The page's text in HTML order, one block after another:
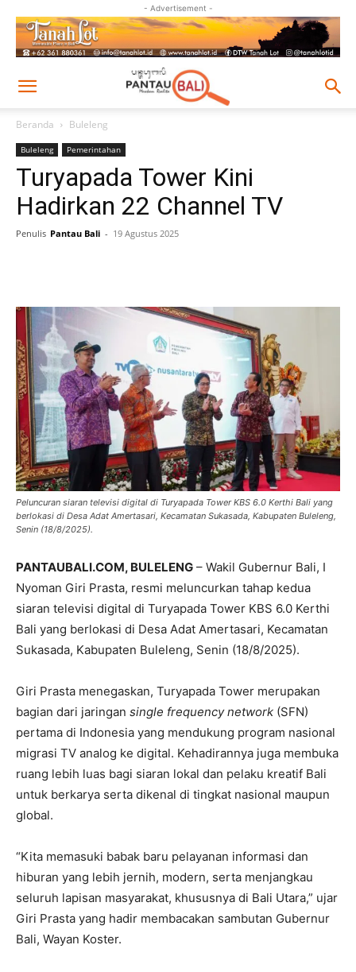
- Advertisement -
Beranda Buleleng
Buleleng Pemerintahan
Turyapada Tower Kini
Hadirkan 22 Channel TV
Penulis Pantau Bali - 19 Agustus 2025
Peluncuran siaran televisi digital di Turyapada Tower KBS 6.0 Kerthi Bali yang
berlokasi di Desa Adat Amertasari, Kecamatan Sukasada, Kabupaten Buleleng,
Senin (18/8/2025).
PANTAUBALI.COM, BULELENG – Wakil Gubernur Bali, I
Nyoman Giri Prasta, resmi meluncurkan tahap kedua
siaran televisi digital di Turyapada Tower KBS 6.0 Kerthi
Bali yang berlokasi di Desa Adat Amertasari, Kecamatan
Sukasada, Kabupaten Buleleng, Senin (18/8/2025).
Giri Prasta menegaskan, Turyapada Tower merupakan
bagian dari jaringan single frequency network (SFN)
pertama di Indonesia yang mendukung program nasional
migrasi TV analog ke digital. Kehadirannya juga membuka
ruang lebih luas bagi siaran lokal dan pelaku kreatif Bali
untuk berkarya serta dikenal di tingkat nasional maupun
global.
“Kita memasuki babak baru pelayanan informasi dan
hiburan yang lebih jernih, modern, serta menjangkau
seluruh lapisan masyarakat, khususnya di Bali Utara,” ujar
Giri Prasta yang hadir membacakan sambutan Gubernur
Bali, Wayan Koster.